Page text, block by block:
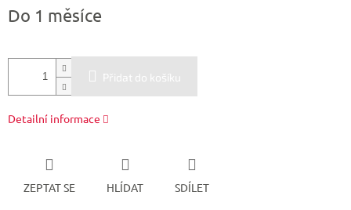
cena:
Do 1 měsíce
Přidat do košíku
Detailní informace
ZEPTAT SE HLÍDAT SDÍLET